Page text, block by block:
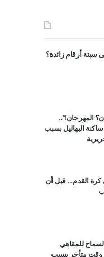
سبتة أرقام زائدة؟
المهرجان!”..
البهاليل بسبب
القدم… قبل أن
للمقاهي
وقت متأخر بسبب